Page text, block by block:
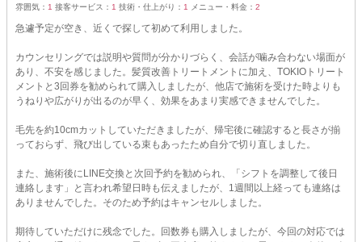
雰囲気： 1 接客サービス： 1 技術・仕上がり： 1 メニュー・料金： 2
急遽予定が空き、近くで探して初めて利用しました。
カウンセリングでは説明や質問が分かりづらく、会話が噛み合わない場面が
あり、不安を感じました。髪質改善トリートメントに加え、TOKIOトリート
メントと3回券を勧められて購入しましたが、他店で施術を受けた時よりも
うねりや広がりが出るのが早く、効果をあまり実感できませんでした。
毛先を約10cmカットしていただきましたが、帰宅後に確認すると長さが揃
っておらず、飛び出している束もあったため自分で切り直しました。
また、施術後にLINE交換と次回予約を勧められ、「シフトを調整して後日
連絡します」と言われ希望日時も伝えましたが、1週間以上経っても連絡は
ありませんでした。そのため予約はキャンセルしました。
期待していただけに残念でした。回数券も購入しましたが、今回の対応では